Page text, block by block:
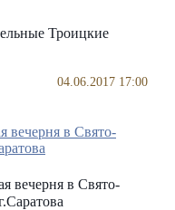
Троицкие
04.06.2017 17:00
вечерня в Свято-